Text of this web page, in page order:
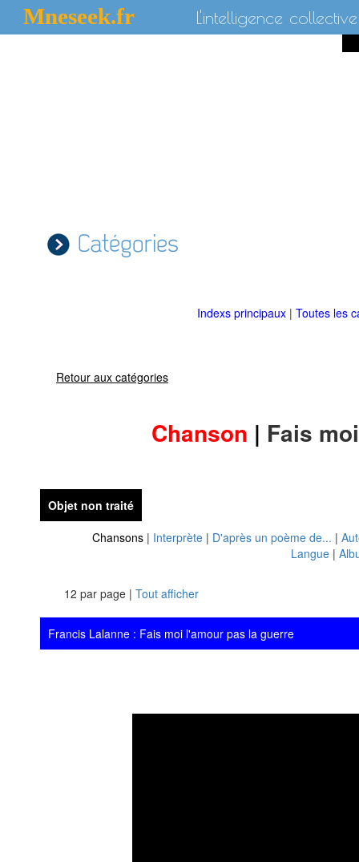
Mneseek.fr L'intelligence collective
Catégories
Indexs principaux | Toutes les
Retour aux catégories
Chanson | Fais
Objet non traité
Chansons | Interprète | D'après un poème de... |
Langue |
12 par page | Tout afficher
Francis Lalanne : Fais moi l'amour pas la guerre